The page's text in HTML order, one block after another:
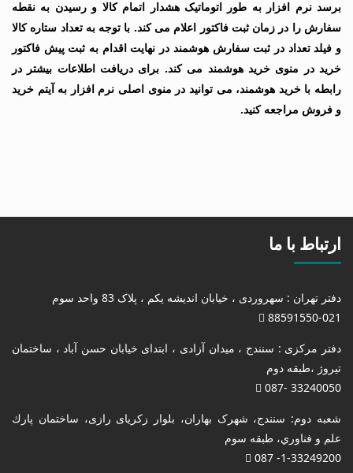
برسد نرم افزار به طور اتوماتیک هشدار اتمام کالا و رسیدن به نقطه
سفارش را در زمان ثبت فاکتور اعلام می کند. با توجه به تعداد ستاره کالا
و فیلد تعداد در ثبت سفارش هوشمند در نهایت اقدام به ثبت پیش فاکتور
خرید در منوی خرید هوشمند می کند. برای دریافت اطلاعات بیشتر در
رابطه با خرید هوشمند، می توانید در منوی اصلی نرم افزار به آیتم خرید
و فروش مراجعه کنید.
ارتباط با ما
دفتر تهران : سهروردی ، خیابان اندیشه یکم ، پلاک 83 واحد سوم
88591550-021
دفتر مرکزی : سنندج ، میدان آزادی ، ابتدای خیابان حسن آباد ، ساختمان
تیروژ ،طبقه دوم
33240050 -087
شعبه دوم: سنندج، شهرک بهاران، بلوار زکریای رازی، ساختمان پارك
علم و فناوري، طبقه سوم
1-33249200- 087